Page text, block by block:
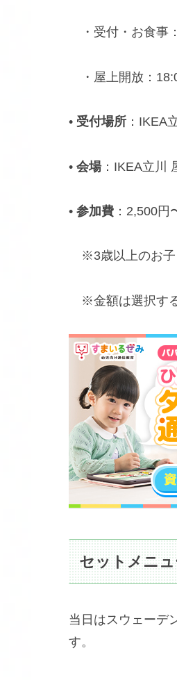
・受付・お食事
・屋上開放：
• 受付場所 ：IKEA
• 会場：IKEA立川
• 参加費 ：2,500円
※3歳以上のお子
※金額は選択す
セットメニ
当日はスウェーデ
す。